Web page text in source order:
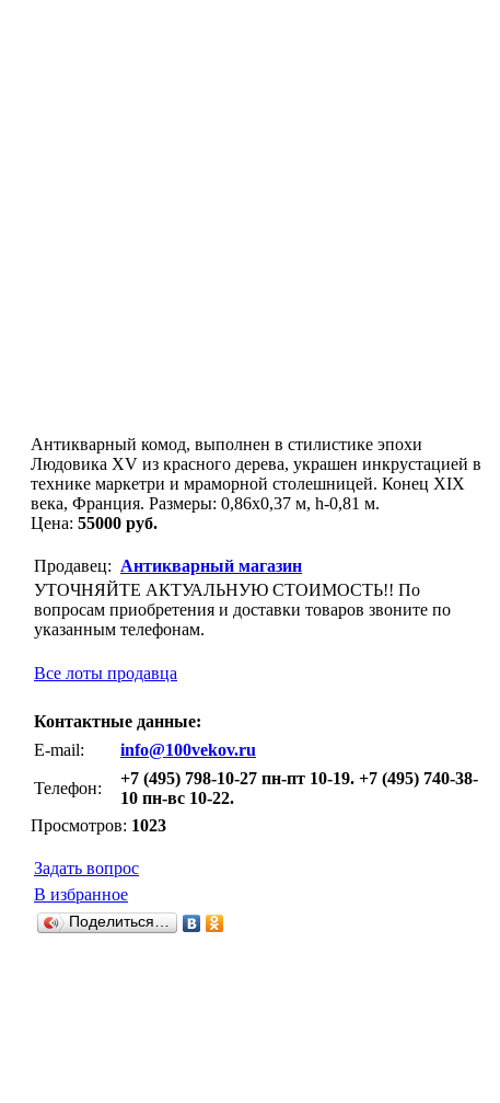
Антикварный комод, выполнен в стилистике эпохи
Людовика XV из красного дерева, украшен инкрустацией в
технике маркетри и мраморной столешницей. Конец XIX
века, Франция. Размеры: 0,86x0,37 м, h-0,81 м.
Цена: 55000 руб.
Продавец: Антикварный магазин
УТОЧНЯЙТЕ АКТУАЛЬНУЮ СТОИМОСТЬ!! По
вопросам приобретения и доставки товаров звоните по
указанным телефонам.
Все лоты продавца
Контактные данные:
E-mail:
info@100vekov.ru
Телефон:
+7 (495) 798-10-27 пн-пт 10-19. +7 (495) 740-38-
10 пн-вс 10-22.
Просмотров: 1023
Задать вопрос
В избранное
Поделиться…